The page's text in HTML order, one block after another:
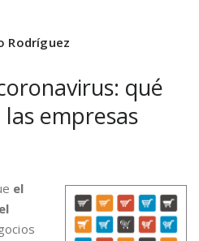
Rodríguez
qué
empresas
el